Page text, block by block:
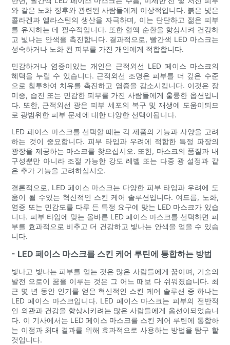
와 같은 노화 징후와 관련된 사람들에게 이상적입니다. 붉은 빛은
콜라겐과 엘라스틴의 생산을 자극하며, 이는 단단하고 젊은 피부
를 유지하는 데 필수적입니다. 또한 혈액 순환을 향상시켜 건강하
고 빛나는 안색을 촉진합니다. 결과적으로, 빨간색 LED 마스크는
성숙하거나 노화 된 피부를 가진 개인에게 적합합니다.
민감하거나 염증이있는 개인은 근적외선 LED 페이스 마스크의
혜택을 누릴 수 있습니다. 근적외선 조명은 피부를 더 깊은 수준
으로 침투하여 치유를 촉진하고 염증을 감소시킵니다. 이것은 장
미증, 습진 또는 민감한 피부를 가진 사람들에게 훌륭한 옵션입니
다. 또한, 근적외선 광은 피부 세포의 복구 및 재생에 도움이되므
로 광범위한 피부 문제에 대한 다양한 선택이됩니다.
LED 페이스 마스크를 선택할 때는 각 제품의 기능과 사양을 고려
하는 것이 중요합니다. 피부 타입과 우려에 적합한 특정 파장의
광장을 제공하는 마스크를 찾으십시오. 또한, 마스크의 품질과 내
구성뿐만 아니라 조절 가능한 강도 레벨 또는 다중 광 설정과 같
은 추가 기능을 고려하십시오.
결론적으로, LED 페이스 마스크는 다양한 피부 타입과 우려에 도
움이 될 수있는 혁신적인 스킨 케어 솔루션입니다. 여드름, 노화,
염증 또는 민감도를 다루 든 특정 요구에 맞는 LED 마스크가 있습
니다. 피부 타입에 맞는 올바른 LED 페이스 마스크를 선택하면 피
부를 효과적으로 비추고 더 건강하고 빛나는 안색을 얻을 수 있습
니다.
- LED 페이스 마스크를 스킨 케어 루틴에 통합하는 방법
빛나고 빛나는 피부를 얻는 것은 많은 사람들에게 꿈이며, 기술의
발전 으로이 꿈을 이루는 것은 그 어느 때보 다 쉬워졌습니다. 최
근 몇 년 동안 인기를 얻은 혁신적인 스킨 케어 솔루션 중 하나는
LED 페이스 마스크입니다. LED 페이스 마스크는 피부의 전반적
인 외관과 건강을 향상시키려는 많은 사람들에게 옵션이되었습니
다. 이 기사에서는 LED 페이스 마스크를 스킨 케어 루틴에 통합하
는 이점과 최대 결과를 위해 효과적으로 사용하는 방법을 탐구 할
것입니다.